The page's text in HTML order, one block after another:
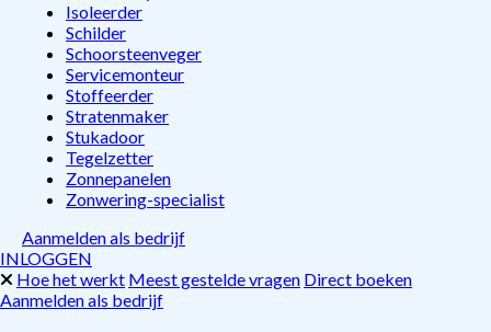
Isoleerder
Schilder
Schoorsteenveger
Servicemonteur
Stoffeerder
Stratenmaker
Stukadoor
Tegelzetter
Zonnepanelen
Zonwering-specialist
Aanmelden als bedrijf
INLOGGEN
Hoe het werkt Meest gestelde vragen Direct boeken
Aanmelden als bedrijf